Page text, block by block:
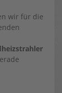
wir für die